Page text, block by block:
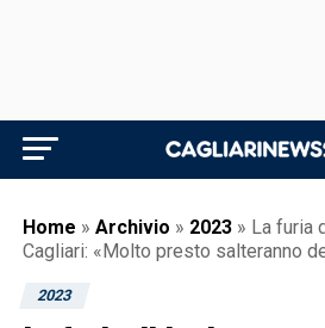
Home » Archivio » 2023 » La furia
Cagliari: «Molto presto salteranno
2023